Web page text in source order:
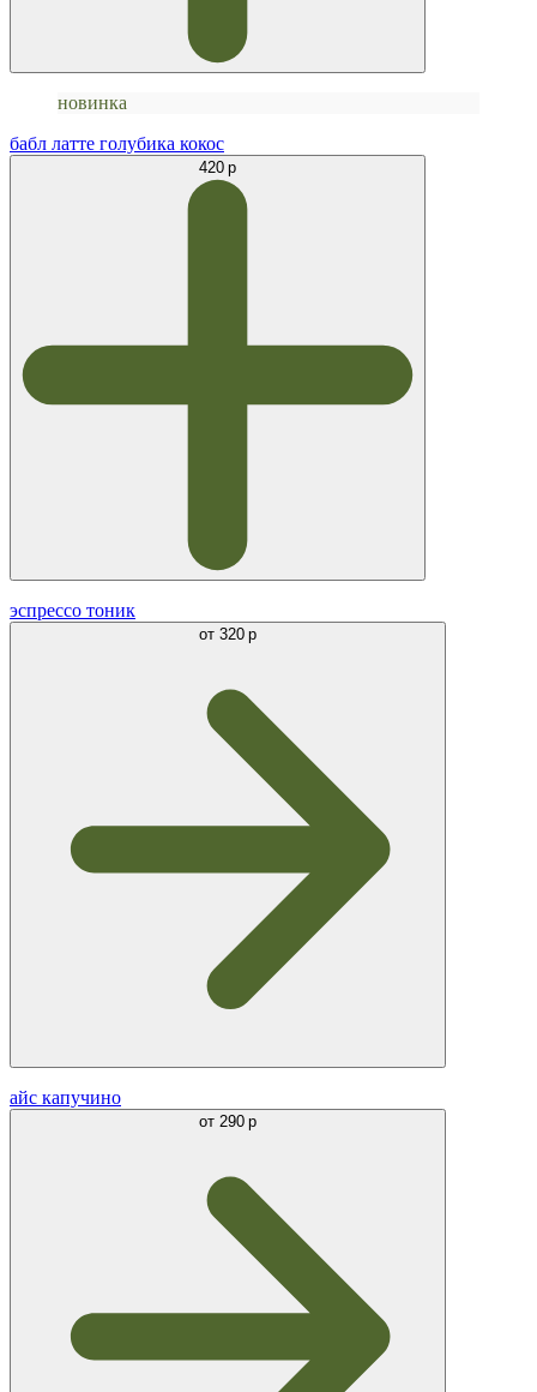
новинка
бабл латте голубика кокос
420 р
эспрессо тоник
от 320 р
айс капучино
от 290 р